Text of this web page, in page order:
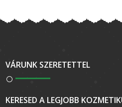
VÁRUNK SZERETETTEL
KERESED A LEGJOBB